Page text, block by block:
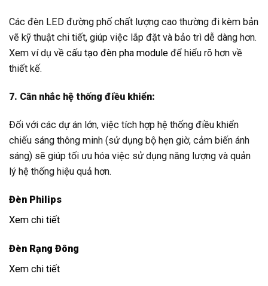
Các đèn LED đường phố chất lượng cao thường đi kèm bản
vẽ kỹ thuật chi tiết, giúp việc lắp đặt và bảo trì dễ dàng hơn.
Xem ví dụ về cấu tạo đèn pha module để hiểu rõ hơn về
thiết kế.
7. Cân nhắc hệ thống điều khiển:
Đối với các dự án lớn, việc tích hợp hệ thống điều khiển
chiếu sáng thông minh (sử dụng bộ hẹn giờ, cảm biến ánh
sáng) sẽ giúp tối ưu hóa việc sử dụng năng lượng và quản
lý hệ thống hiệu quả hơn.
Đèn Philips
Xem chi tiết
Đèn Rạng Đông
Xem chi tiết